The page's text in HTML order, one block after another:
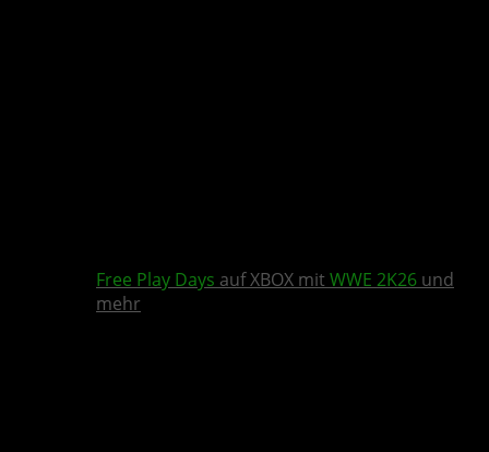
Free Play Days auf XBOX mit WWE 2K26 und
mehr